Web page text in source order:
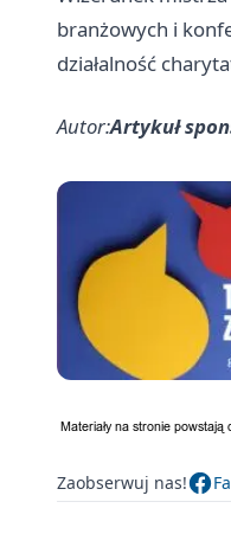
branżowych i
działalność
Autor:Artykuł
Zaobserwuj nas!